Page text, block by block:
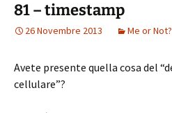
81 – timestamp
26 Novembre 2013 Me or Not?
Avete presente quella cosa del
cellulare”?